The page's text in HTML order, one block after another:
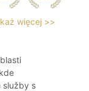
więcej >>
služby s